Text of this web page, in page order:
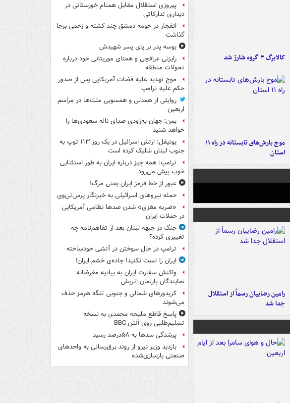
کالابرگ ۳ گروه شارژ شد
موج بارش‌های تابستانه در راه ۱۱
استان
رامین رضاییان رسماً از استقلال
جدا شد
پیروزی استقلال مقابل همنام خوزستانی در
دیداری تدارکاتی
انفجار در حومه دمشق چند کشته و زخمی برجا
گذاشت
بوسه‌ پدر بر پای پسر شهیدش
رایزنی عراقچی و همتای موریتانی خود درباره
تحولات منطقه
موج تهدید علیه قضات آمریکایی پس از صدور
حکم علیه ترامپ
روایتی از همدلی و همسویی ملت‌ها در مراسم
اربعین
یمن: جهان به‌زودی صدای ناله سعودی‌ها را
خواهد شنید
یونیفل: ارتش اسرائیل در یک روز ۱۱۳ توپ به
جنوب لبنان شلیک کرده است
ترامپ: همه چیز درباره ایران به طور استثنایی
خوب پیش می‌رود
عبور از خط قرمز ایران یعنی مرگ!
حمله نیروهای اسرائیلی به خبرنگار پرس‌تی‌وی
«ضربه مغزی» شدن صدها نظامی آمریکایی
در حملات ایران
جنگ در جبهه لبنان بعد از تفاهم‌نامه چه
تغییری کرده؟
ترامپ در حال سوختن در آتشی خودساخته
ایران را تست نکنید! جاده‌ی خشم ایران!
واکنش سفارت ایران به بیانیه مغرضانه
نمایندگان پارلمان اتریش
کریدورهای شمالی و جنوبی تنگه هرمز حذف
می‌شوند
پاسخ قاطع ملیحه محمدی به نسخه
تسلیم‌طلبی روی آنتن BBC
پرشدگی سدها به ۵۸درصد رسید
بازدید وزیر نیرو از روند برق‌رسانی به واحدهای
صنعتی بازسازی‌شده